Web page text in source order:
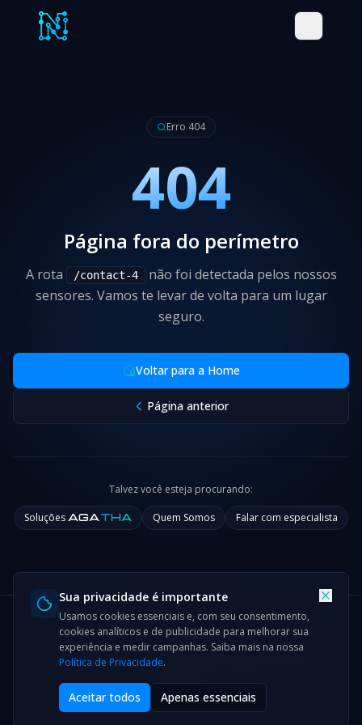
Erro 404
404
Página fora do perímetro
A rota /contact-4
não foi detectada pelos nossos
sensores. Vamos te levar de volta para um lugar
seguro.
Voltar para a Home
Página anterior
Talvez você esteja procurando:
SoluçõesAGATHA Quem Somos Falar com especialista
HomeSoluçõesCasesBlog & Noticias
© 2026NOLEAK
Sua privacidade é importante
Usamos cookies essenciais e, com seu consentimento,
cookies analíticos e de publicidade para melhorar sua
experiência e medir campanhas. Saiba mais na nossa
Política de Privacidade.
Aceitar todos Apenas essenciais